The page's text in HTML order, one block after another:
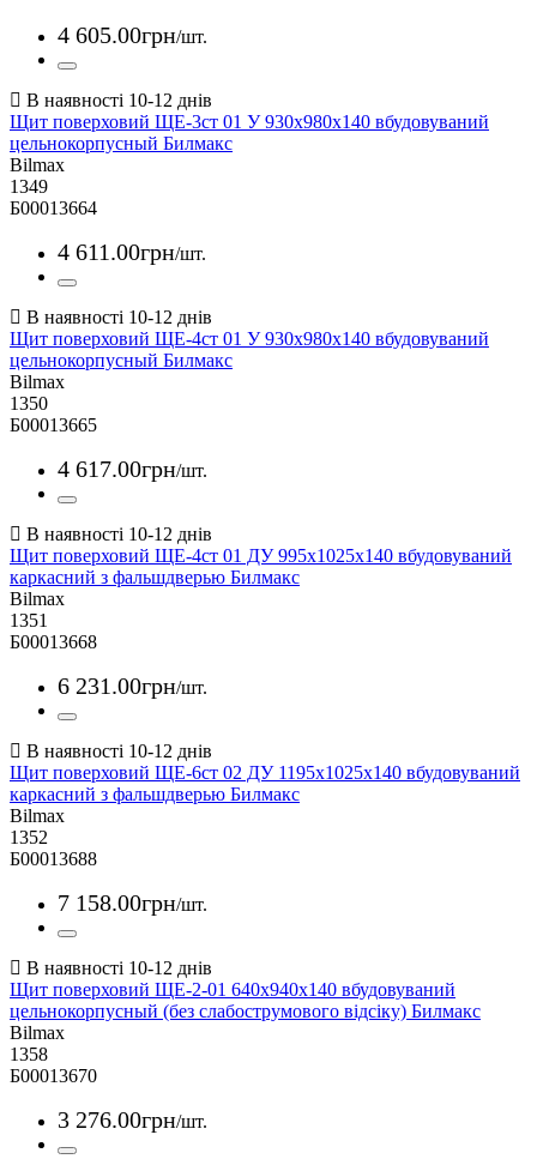
4 605.00грн/шт.
Щит поверховий ЩЕ-3ст 01 У 930х980х140 вбудовуваний
цельнокорпусный Билмакс
Bilmax
1349
Б00013664
4 611.00грн/шт.
Щит поверховий ЩЕ-4ст 01 У 930х980х140 вбудовуваний
цельнокорпусный Билмакс
Bilmax
1350
Б00013665
4 617.00грн/шт.
Щит поверховий ЩЕ-4ст 01 ДУ 995х1025х140 вбудовуваний
каркасний з фальшдверью Билмакс
Bilmax
1351
Б00013668
6 231.00грн/шт.
Щит поверховий ЩЕ-6ст 02 ДУ 1195х1025х140 вбудовуваний
каркасний з фальшдверью Билмакс
Bilmax
1352
Б00013688
7 158.00грн/шт.
Щит поверховий ЩЕ-2-01 640х940х140 вбудовуваний
цельнокорпусный (без слабострумового відсіку) Билмакс
Bilmax
1358
Б00013670
3 276.00грн/шт.